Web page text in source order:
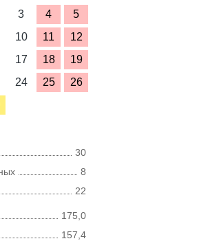
3 4
5
10 11
12
17 18
19
24 25
26
30
8
22
175,0
157,4